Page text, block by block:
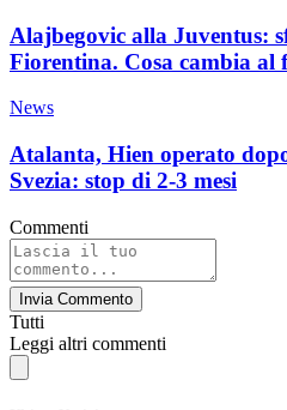
Alajbegovic alla Juventus:
Fiorentina. Cosa cambia al
News
Atalanta, Hien operato
Svezia: stop di 2-3 mesi
Commenti
Invia Commento
Tutti
Leggi altri commenti